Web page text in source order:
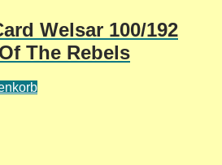
Welsar 100/192
The Rebels